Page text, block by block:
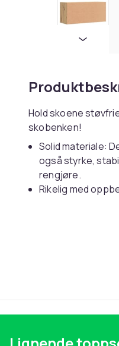
Hold skoene
skobenken!
Solid materiale:
også styrke,
rengjøre.
Rikelig med
Mål: 100 x 35 x 45